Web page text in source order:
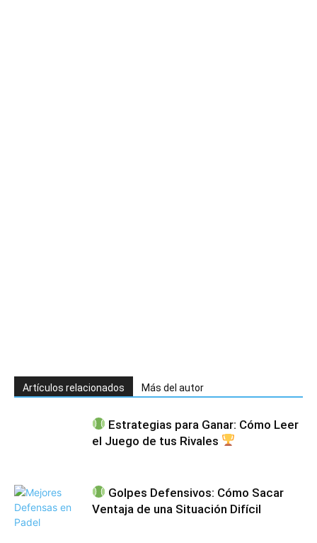
Artículos relacionados Más del autor
Estrategias para Ganar: Cómo Leer
el Juego de tus Rivales
Golpes Defensivos: Cómo Sacar
Ventaja de una Situación Difícil